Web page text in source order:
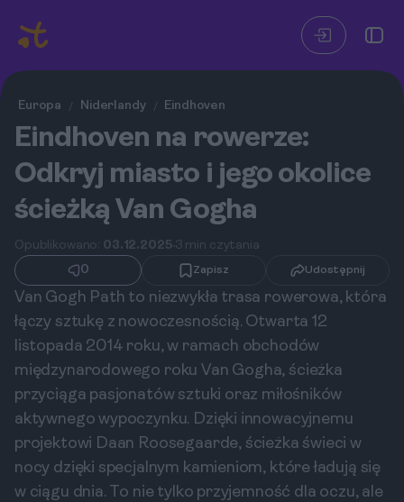
Europa / Niderlandy / Eindhoven
Eindhoven na rowerze:
Odkryj miasto i jego okolice
ścieżką Van Gogha
Opublikowano: 03.12.2025 3 min czytania
0
Zapisz Udostępnij
Van Gogh Path to niezwykła trasa rowerowa, która
łączy sztukę z nowoczesnością. Otwarta 12
listopada 2014 roku, w ramach obchodów
międzynarodowego roku Van Gogha, ścieżka
przyciąga pasjonatów sztuki oraz miłośników
aktywnego wypoczynku. Dzięki innowacyjnemu
projektowi Daan Roosegaarde, ścieżka świeci w
nocy dzięki specjalnym kamieniom, które ładują się
w ciągu dnia. To nie tylko przyjemność dla oczu, ale